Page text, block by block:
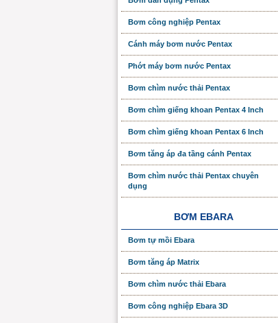
Bơm công nghiệp Pentax
Cánh máy bơm nước Pentax
Phớt máy bơm nước Pentax
Bơm chìm nước thải Pentax
Bơm chìm giếng khoan Pentax 4 Inch
Bơm chìm giếng khoan Pentax 6 Inch
Bơm tăng áp đa tầng cánh Pentax
Bơm chìm nước thải Pentax chuyên
dụng
BƠM EBARA
Bơm tự mồi Ebara
Bơm tăng áp Matrix
Bơm chìm nước thải Ebara
Bơm công nghiệp Ebara 3D